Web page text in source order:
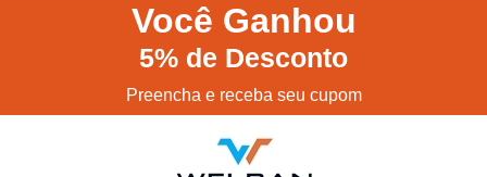
Você Ganhou
5% de Desconto
Preencha e receba seu cupom